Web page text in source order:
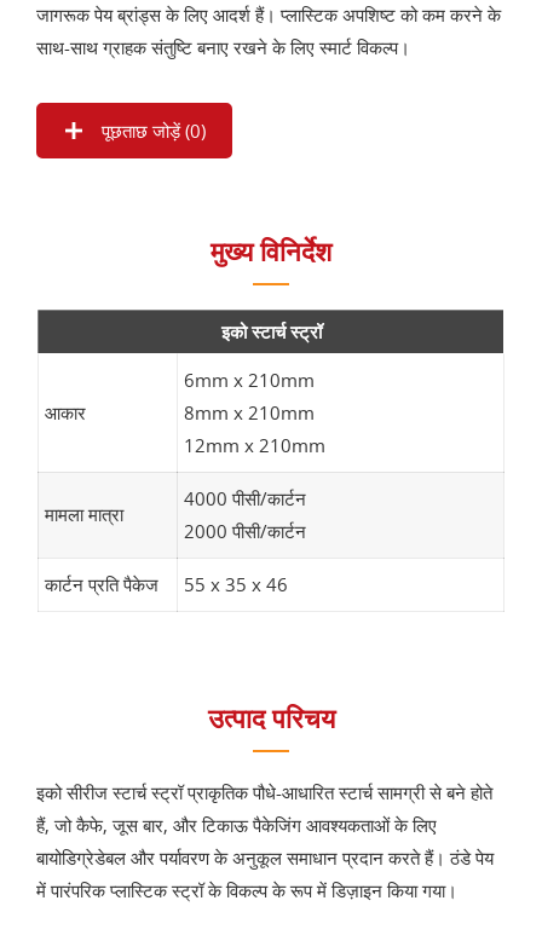
जागरूक पेय ब्रांड्स के लिए आदर्श हैं। प्लास्टिक अपशिष्ट को कम करने के
साथ-साथ ग्राहक संतुष्टि बनाए रखने के लिए स्मार्ट विकल्प।
पूछताछ जोड़ें (0)
मुख्य विनिर्देश
इको स्टार्च स्ट्रॉ
आकार
6mm x 210mm
8mm x 210mm
12mm x 210mm
मामला मात्रा
4000 पीसी/कार्टन
2000 पीसी/कार्टन
कार्टन प्रति पैकेज 55 x 35 x 46
उत्पाद परिचय
इको सीरीज स्टार्च स्ट्रॉ प्राकृतिक पौधे-आधारित स्टार्च सामग्री से बने होते
हैं, जो कैफे, जूस बार, और टिकाऊ पैकेजिंग आवश्यकताओं के लिए
बायोडिग्रेडेबल और पर्यावरण के अनुकूल समाधान प्रदान करते हैं। ठंडे पेय
में पारंपरिक प्लास्टिक स्ट्रॉ के विकल्प के रूप में डिज़ाइन किया गया।